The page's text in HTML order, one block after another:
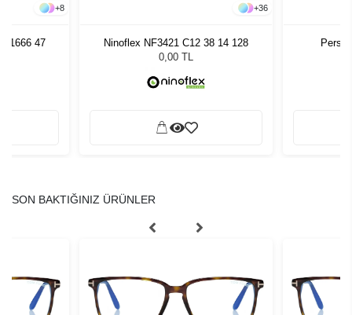
+8
1666 47
+36
Ninoflex NF3421 C12 38 14 128
0,00 TL
SON BAKTIĞINIZ ÜRÜNLER